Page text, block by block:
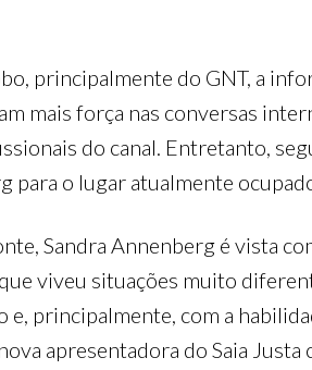
principalmente do GNT, a
mais força nas conversas
do canal. Entretanto,
para o lugar atualmente
Sandra Annenberg é vista
viveu situações muito
principalmente, com a
apresentadora do Saia